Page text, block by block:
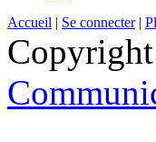
Accueil | Se connecter|